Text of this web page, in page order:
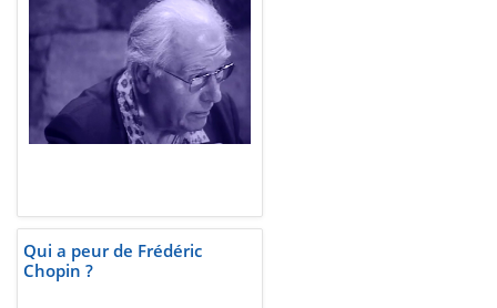
Qui a peur de Frédéric
Chopin ?